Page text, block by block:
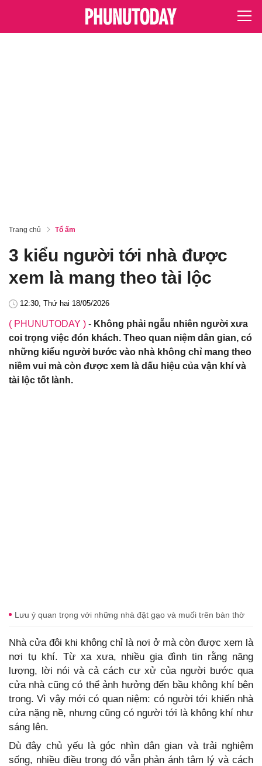
Trang chủ Tổ ấm
3 kiểu người tới nhà được
xem là mang theo tài lộc
12:30, Thứ hai 18/05/2026
( PHUNUTODAY ) - Không phải ngẫu nhiên người xưa
coi trọng việc đón khách. Theo quan niệm dân gian, có
những kiểu người bước vào nhà không chỉ mang theo
niềm vui mà còn được xem là dấu hiệu của vận khí và
tài lộc tốt lành.
Lưu ý quan trọng với những nhà đặt gạo và muối trên bàn thờ
Nhà cửa đôi khi không chỉ là nơi ở mà còn được xem là
nơi tụ khí. Từ xa xưa, nhiều gia đình tin rằng năng
lượng, lời nói và cả cách cư xử của người bước qua
cửa nhà cũng có thể ảnh hưởng đến bầu không khí bên
trong. Vì vậy mới có quan niệm: có người tới khiến nhà
cửa nặng nề, nhưng cũng có người tới là không khí như
sáng lên.
Dù đây chủ yếu là góc nhìn dân gian và trải nghiệm
sống, nhiều điều trong đó vẫn phản ánh tâm lý và cách